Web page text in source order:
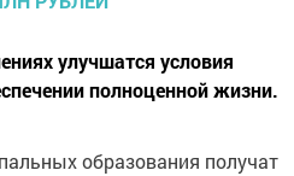
улучшатся условия
полноценной жизни.
образования получат